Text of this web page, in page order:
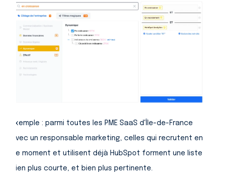
Exemple : parmi toutes les PME SaaS d'Île-de-France
avec un responsable marketing, celles qui recrutent en
ce moment et utilisent déjà HubSpot forment une liste
bien plus courte, et bien plus pertinente.